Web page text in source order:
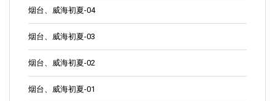
烟台、威海初夏-04
烟台、威海初夏-03
烟台、威海初夏-02
烟台、威海初夏-01